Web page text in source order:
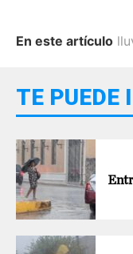
En este artículo
TE PUEDE